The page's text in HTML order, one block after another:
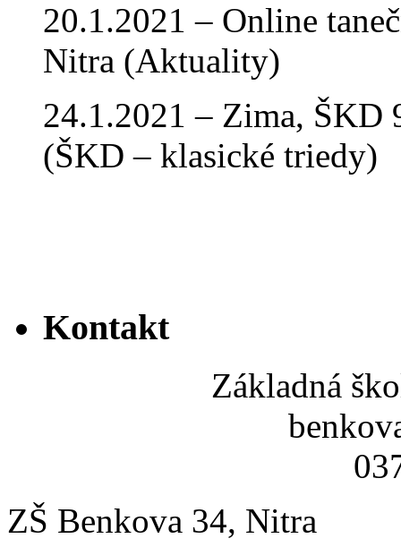
20.1.2021 – Online
Nitra (Aktuality)
24.1.2021 – Zima, ŠKD
(ŠKD – klasické triedy)
Kontakt
Základná
ZŠ Benkova 34, Nitra